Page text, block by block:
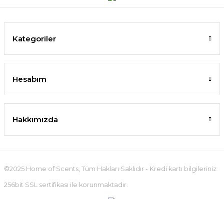
Kategoriler
Hesabım
Hakkımızda
©2025 Home of Scents, Tüm Hakları Saklıdır - Kredi kartı bilgileriniz
256bit SSL sertifikası ile korunmaktadır.